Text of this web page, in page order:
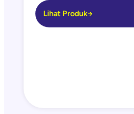
Lihat Produk